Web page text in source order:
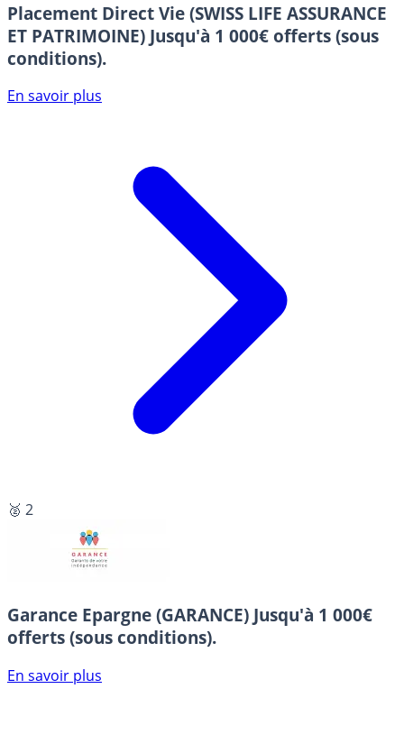
Placement Direct Vie (SWISS LIFE ASSURANCE
ET PATRIMOINE) Jusqu'à 1 000€ offerts (sous
conditions).
En savoir plus
🥈 2
Garance Epargne (GARANCE) Jusqu'à 1 000€
offerts (sous conditions).
En savoir plus